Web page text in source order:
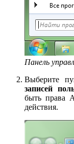
Панель
Выберите
записей
быть права
действия.